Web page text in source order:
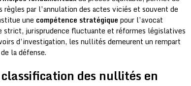
par l’annulation des actes viciés et souvent de
une compétence stratégique pour l’avocat
jurisprudence fluctuante et réformes législatives
d’investigation, les nullités demeurent un rempart
la défense.
des nullités en